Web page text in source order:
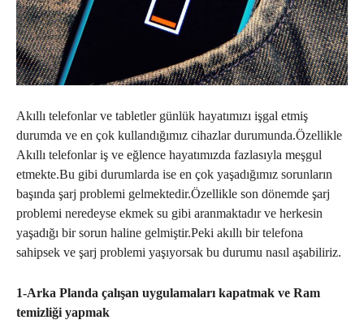
Akıllı telefonlar ve tabletler günlük hayatımızı işgal etmiş
durumda ve en çok kullandığımız cihazlar durumunda.Özellikle
Akıllı telefonlar iş ve eğlence hayatımızda fazlasıyla meşgul
etmekte.Bu gibi durumlarda ise en çok yaşadığımız sorunların
başında şarj problemi gelmektedir.Özellikle son dönemde şarj
problemi neredeyse ekmek su gibi aranmaktadır ve herkesin
yaşadığı bir sorun haline gelmiştir.Peki akıllı bir telefona
sahipsek ve şarj problemi yaşıyorsak bu durumu nasıl aşabiliriz.
1-Arka Planda çalışan uygulamaları kapatmak ve Ram
temizliği yapmak